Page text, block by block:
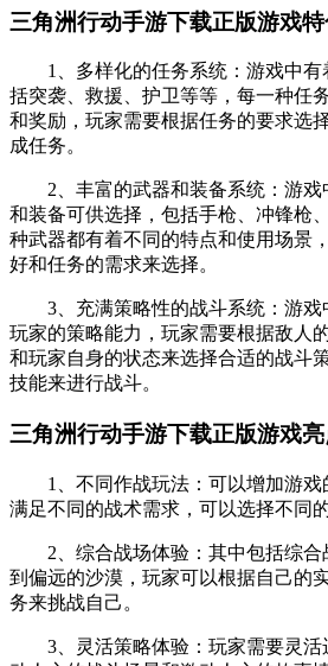
三角洲行动手游下载正版游戏
1、多样化的任务系统：游戏中有
括突袭、救援、护卫等等，每一种任
和奖励，玩家需要根据任务的要求选
成任务。
2、丰富的武器和装备系统：游戏
和装备可供选择，包括手枪、冲锋枪
种武器都有着不同的特点和使用场景
好和任务的需求来选择。
3、充满策略性的战斗系统：游戏
玩家的策略能力，玩家需要根据敌人
和玩家自身的状态来选择合适的战斗
技能来进行战斗。
三角洲行动手游下载正版游戏亮
1、不同作战玩法：可以增加游戏
满足不同的战术需求，可以选择不同
2、综合战场体验：其中包括综合
到偏远的沙漠，玩家可以根据自己的
务来挑战自己。
3、灵活策略体验：玩家需要灵活